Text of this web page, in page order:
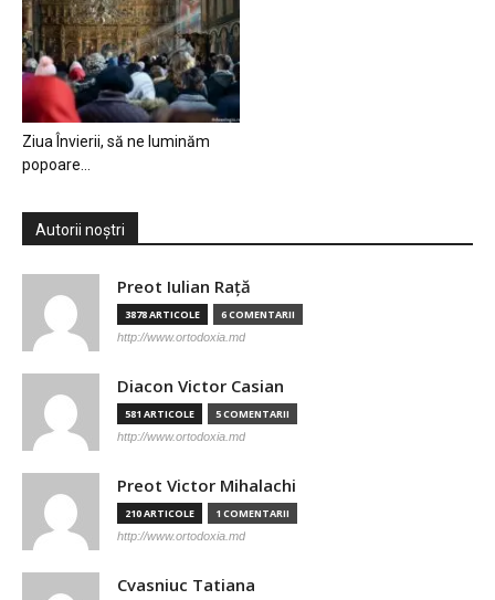
Ziua Învierii, să ne luminăm
popoare…
Autorii noștri
Preot Iulian Raţă
3878 ARTICOLE 6 COMENTARII
http://www.ortodoxia.md
Diacon Victor Casian
581 ARTICOLE 5 COMENTARII
http://www.ortodoxia.md
Preot Victor Mihalachi
210 ARTICOLE 1 COMENTARII
http://www.ortodoxia.md
Cvasniuc Tatiana